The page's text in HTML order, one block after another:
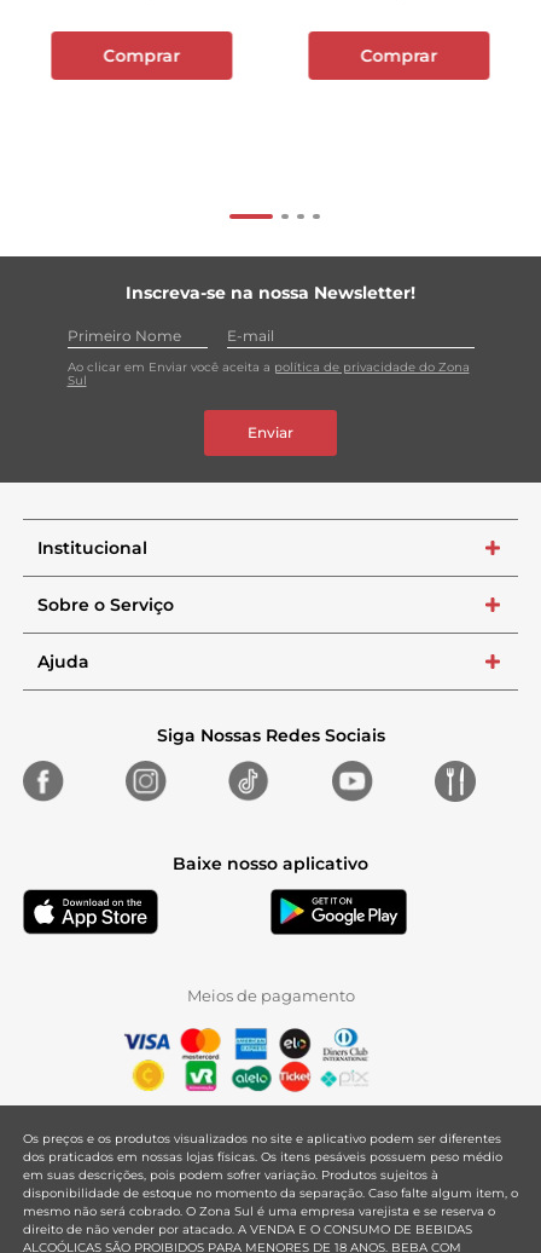
Comprar Comprar
Inscreva-se na nossa Newsletter!
Ao clicar em Enviar você aceita a política de privacidade do Zona
Sul
Enviar
Institucional +
Sobre o Serviço +
Ajuda +
Siga Nossas Redes Sociais
Baixe nosso aplicativo
Meios de pagamento
Os preços e os produtos visualizados no site e aplicativo podem ser diferentes
dos praticados em nossas lojas físicas. Os itens pesáveis possuem peso médio
em suas descrições, pois podem sofrer variação. Produtos sujeitos à
disponibilidade de estoque no momento da separação. Caso falte algum item, o
mesmo não será cobrado. O Zona Sul é uma empresa varejista e se reserva o
direito de não vender por atacado. A VENDA E O CONSUMO DE BEBIDAS
ALCOÓLICAS SÃO PROIBIDOS PARA MENORES DE 18 ANOS. BEBA COM